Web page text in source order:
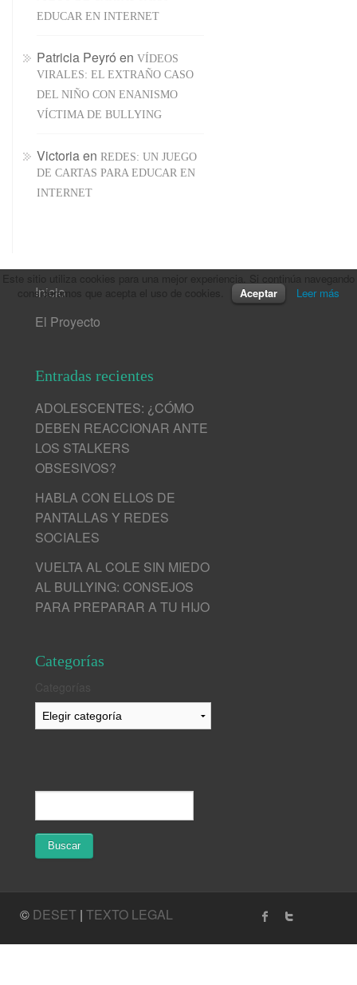
EDUCAR EN INTERNET
Patricia Peyró en VÍDEOS
VIRALES: EL EXTRAÑO CASO
DEL NIÑO CON ENANISMO
VÍCTIMA DE BULLYING
Victoriaen REDES: UN JUEGO
DE CARTAS PARA EDUCAR EN
INTERNET
Inicio
El Proyecto
Entradas recientes
ADOLESCENTES: ¿CÓMO
DEBEN REACCIONAR ANTE
LOS STALKERS
OBSESIVOS?
HABLA CON ELLOS DE
PANTALLAS Y REDES
SOCIALES
VUELTA AL COLE SIN MIEDO
AL BULLYING: CONSEJOS
PARA PREPARAR A TU HIJO
Categorías
© DESET | TEXTO LEGAL
consideramos que acepta el uso de cookies.
Aceptar Leer más